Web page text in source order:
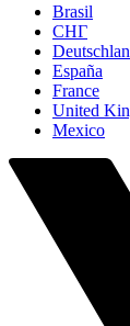
Brasil
СНГ
España
France
United
Mexico